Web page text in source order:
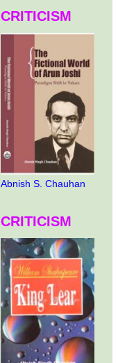
CRITICISM
Abnish S. Chauhan
CRITICISM